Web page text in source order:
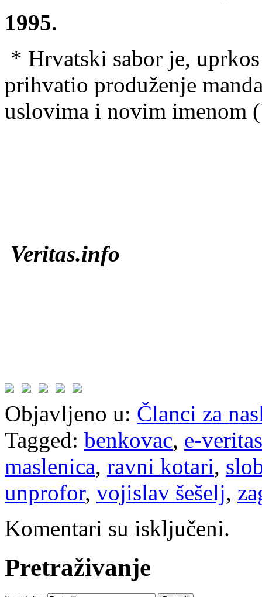
1995.
* Hrvatski sabor je,
prihvatio produženje
uslovima i novim imenom
Veritas.info
Objavljeno u: Članci za
Tagged: benkovac, e-veritas
maslenica, ravni kotari,
unprofor, vojislav šešelj,
Komentari su isključeni.
Pretraživanje